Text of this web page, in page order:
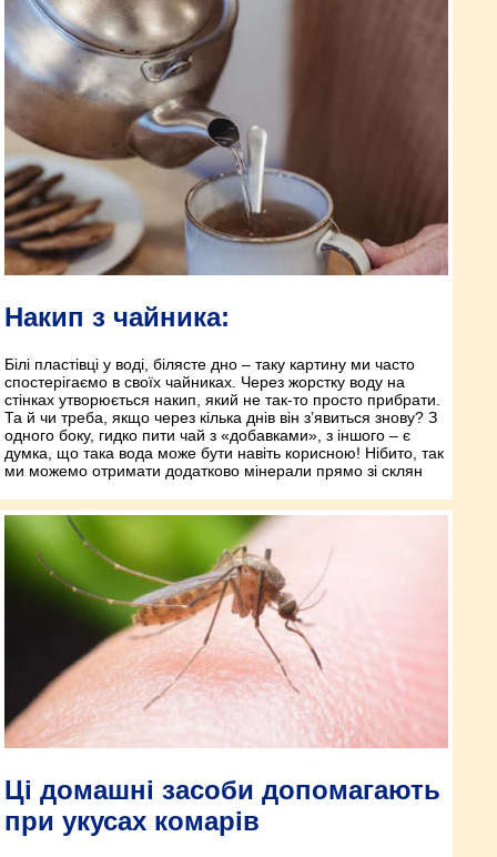
Накип з чайника:
Білі пластівці у воді, білясте дно – таку картину ми часто
спостерігаємо в своїх чайниках. Через жорстку воду на
стінках утворюється накип, який не так-то просто прибрати.
Та й чи треба, якщо через кілька днів він з’явиться знову? З
одного боку, гидко пити чай з «добавками», з іншого – є
думка, що така вода може бути навіть корисною! Нібито, так
ми можемо отримати додатково мінерали прямо зі склян
Ці домашні засоби допомагають
при укусах комарів